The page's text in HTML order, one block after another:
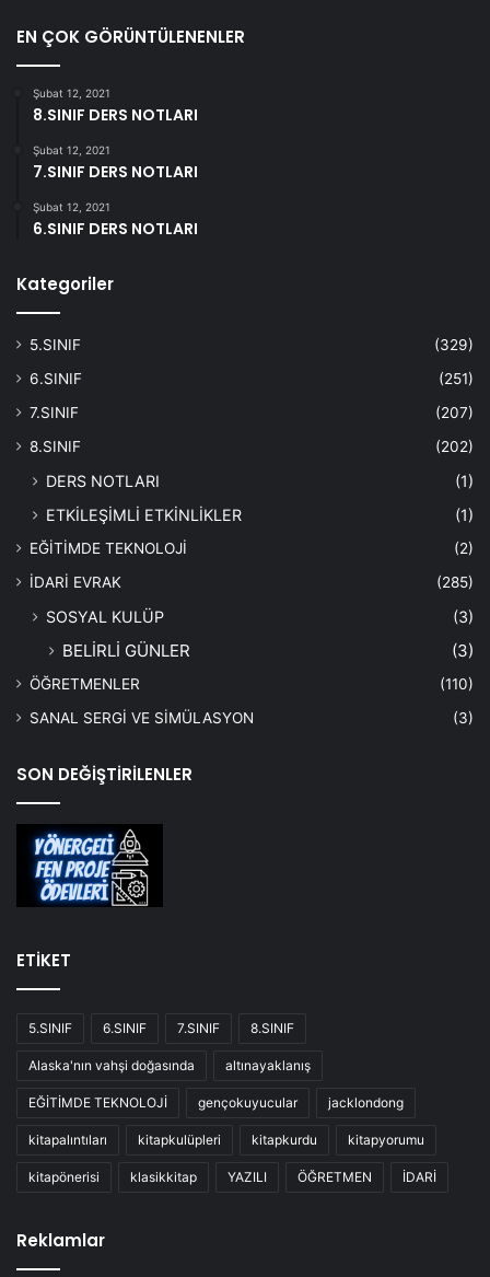
EN ÇOK GÖRÜNTÜLENENLER
Şubat 12, 2021
8.SINIF DERS NOTLARI
Şubat 12, 2021
7.SINIF DERS NOTLARI
Şubat 12, 2021
6.SINIF DERS NOTLARI
Kategoriler
5.SINIF
(329)
6.SINIF
(251)
7.SINIF
(207)
8.SINIF
(202)
DERS NOTLARI
(1)
ETKİLEŞİMLİ ETKİNLİKLER
(1)
EĞİTİMDE TEKNOLOJİ
(2)
İDARİ EVRAK
(285)
SOSYAL KULÜP (3)
BELİRLİ GÜNLER (3)
ÖĞRETMENLER
(110)
SANAL SERGİ VE SİMÜLASYON
(3)
SON DEĞİŞTİRİLENLER
ETİKET
5.SINIF 6.SINIF 7.SINIF 8.SINIF
Alaska'nın vahşi doğasında altınayaklanış
EĞİTİMDE TEKNOLOJİ gençokuyucular jacklondong
kitapalıntıları kitapkulüpleri kitapkurdu kitapyorumu
kitapönerisi klasikkitap YAZILI ÖĞRETMEN İDARİ
Reklamlar